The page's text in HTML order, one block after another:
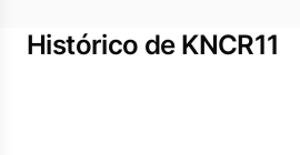
Histórico de KNCR11